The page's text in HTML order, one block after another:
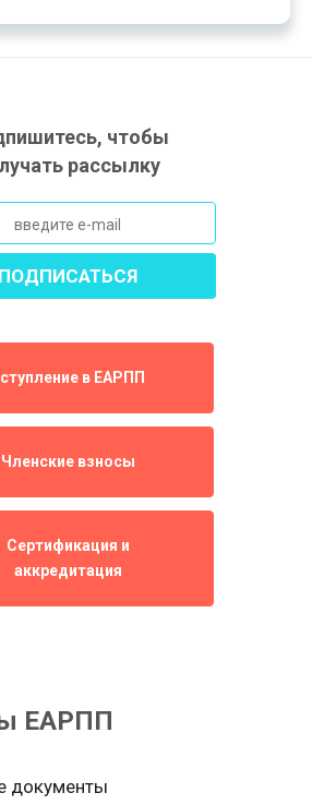
чтобы
рассылку
в ЕАРПП
Членские взносы
Сертификация и
аккредитация
ЕАРПП
документы